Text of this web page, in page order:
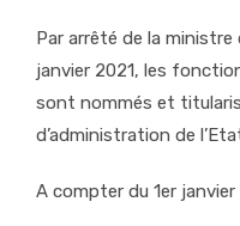
Par arrêté de la
janvier 2021, les
sont nommés et
d’administration de
A compter du 1er janvier